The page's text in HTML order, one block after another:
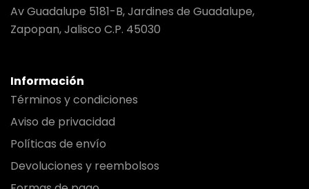
Av Guadalupe 5181-B, Jardines de Guadalupe,
Zapopan, Jalisco C.P. 45030
Información
Términos y condiciones
Aviso de privacidad
Políticas de envío
Devoluciones y reembolsos